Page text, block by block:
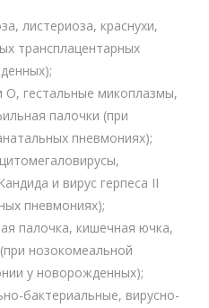
листериоза, краснухи,
трансплацентарных
О, гестальные микоплазмы,
палочки (при
пневмониях);
и вирус герпеса II
пневмониях);
палочка, кишечная ючка,
нозокомеальной
у новорожденных);
бактериальные, вирусно-